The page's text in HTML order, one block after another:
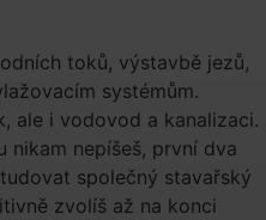
toků, výstavbě jezů,
systémům.
ale i vodovod a kanalizaci.
nikam nepíšeš, první dva
společný stavařský
zvolíš až na konci